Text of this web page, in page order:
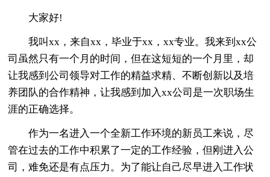
大家好!
我叫xx，来自xx，毕业于xx，xx专业。我来到xx公
司虽然只有一个月的时间，但在这短短的一个月里，却
让我感到公司领导对工作的精益求精、不断创新以及培
养团队的合作精神，让我感到加入xx公司是一次职场生
涯的正确选择。
作为一名进入一个全新工作环境的新员工来说，尽
管在过去的工作中积累了一定的工作经验，但刚进入公
司，难免还是有点压力。为了能让自己尽早进入工作状